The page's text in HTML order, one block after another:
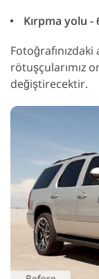
Kırpma yolu
rötuşçularımız
değiştirecektir.